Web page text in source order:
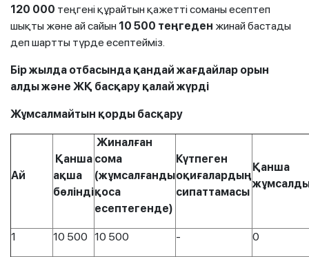
120 000 теңгені құрайтын қажетті соманы есептеп
шықты және ай сайын 10 500 теңгеден жинай бастады
деп шартты түрде есептейміз.
Бір жылда отбасында қандай жағдайлар орын
алды және ЖҚ басқару қалай жүрді
Жұмсалмайтын қорды басқару
Ай
Қанша
ақша
бөлінді
Жиналған
сома
(жұмсалғанды
қоса
есептегенде)
Күтпеген
оқиғалардың
сипаттамасы
Қанша
1 10 500 10 500 - 0